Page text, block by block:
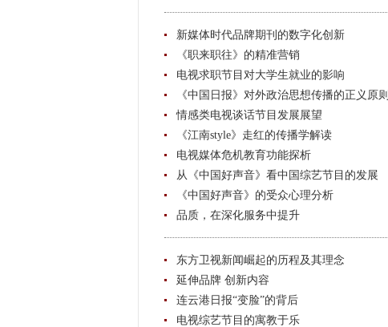
新媒体时代品牌期刊的数字化创新
《职来职往》的精准营销
电视求职节目对大学生就业的影响
《中国日报》对外政治思想传播的正义原则
情感类电视谈话节目发展展望
《江南style》走红的传播学解读
电视媒体危机教育功能探析
从《中国好声音》看中国综艺节目的发展
《中国好声音》的受众心理分析
品质，在深化服务中提升
东方卫视新闻崛起的历程及其理念
延伸品牌 创新内容
连云港日报“变脸”的背后
电视综艺节目的寓教于乐